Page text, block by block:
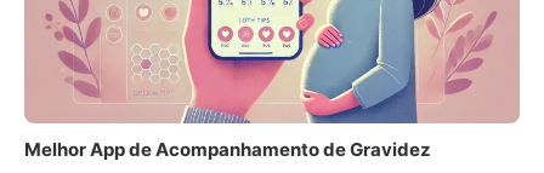
Melhor App de Acompanhamento de Gravidez